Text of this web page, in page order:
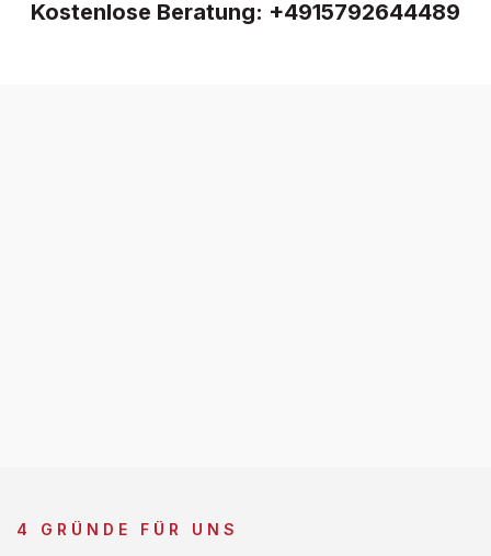
Kostenlose Beratung: +4915792644489
4 GRÜNDE FÜR UNS